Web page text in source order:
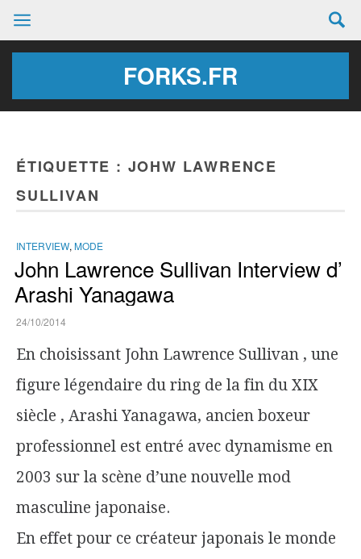
FORKS.FR
ÉTIQUETTE : JOHW LAWRENCE
SULLIVAN
INTERVIEW, MODE
John Lawrence Sullivan Interview d’
Arashi Yanagawa
24/10/2014
En choisissant John Lawrence Sullivan , une
figure légendaire du ring de la fin du XIX
siècle , Arashi Yanagawa, ancien boxeur
professionnel est entré avec dynamisme en
2003 sur la scène d’une nouvelle mod
masculine japonaise.
En effet pour ce créateur japonais le monde